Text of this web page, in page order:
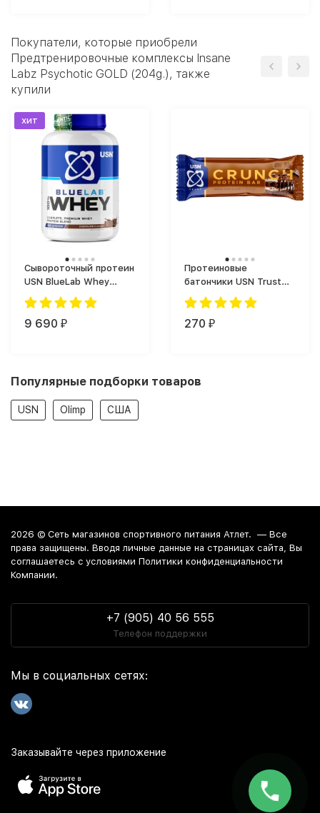
Покупатели, которые приобрели
Предтренировочные комплексы Insane
Labz Psychotic GOLD (204g.), также
купили
хит
Сывороточный протеин
USN BlueLab Whey
(2000 г)
9 690 ₽
Протеиновые
батончики USN Trust
Crunch Protein Bar (60
г)
270 ₽
Популярные подборки товаров
USN Olimp США
2026 © Сеть магазинов спортивного питания Атлет. — Все
права защищены. Вводя личные данные на страницах сайта, Вы
соглашаетесь c условиями Политики конфиденциальности
Компании.
+7 (905) 40 56 555
Телефон поддержки
Мы в социальных сетях:
Заказывайте через приложение